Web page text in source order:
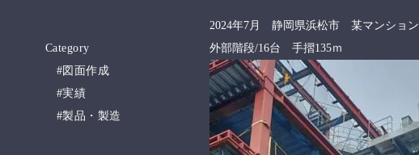
Category
図面作成
実績
製品・製造
2024年7月 静岡県浜松市 某マンション
外部階段/16台 手摺135ｍ